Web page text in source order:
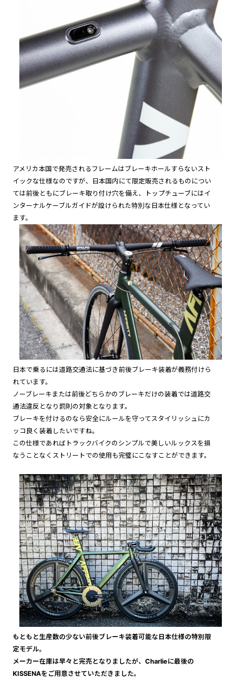
アメリカ本国で発売されるフレームはブレーキホールすらないスト
イックな仕様なのですが、
日本国内にて限定販売されるものについ
ては前後ともにブレーキ取り付 け穴を備え、
トップチューブにはイ
ンターナルケーブルガイドが設けられた特別な日本仕様となってい
ます。
日本で乗るには道路交通法に基づき前後ブレーキ装着が義務付けら
れています。
ノーブレーキまたは前後どちらかのブレーキだけの装着では道路交
通法違反となり罰則の対象となります。
ブレーキを付けるのなら安全にルールを守ってスタイリッシュにカ
ッコ良く装着したいですね。
この仕様であればトラックバイクのシンプルで美しいルックスを損
なうことなく ストリートでの使用も完璧にこなすことができます。
もともと生産数の少ない前後ブレーキ装着可能な日本仕様の特別限
定モデル。
メーカー在庫は早々と完売となりましたが、Charlieに最後の
KISSENAをご用意させていただきました。